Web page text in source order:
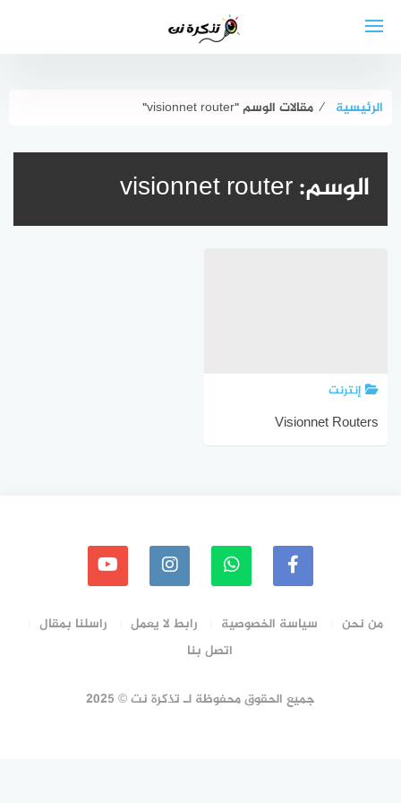
الرئيسية ⁄ مقالات الوسم "visionnet router"
الوسم:visionnet router
إنترنت
Visionnet Routers
من نحن سياسة الخصوصية رابط لا يعمل
راسلنا بمقال
اتصل بنا
جميع الحقوق محفوظة لـ تذكرة نت © 2025